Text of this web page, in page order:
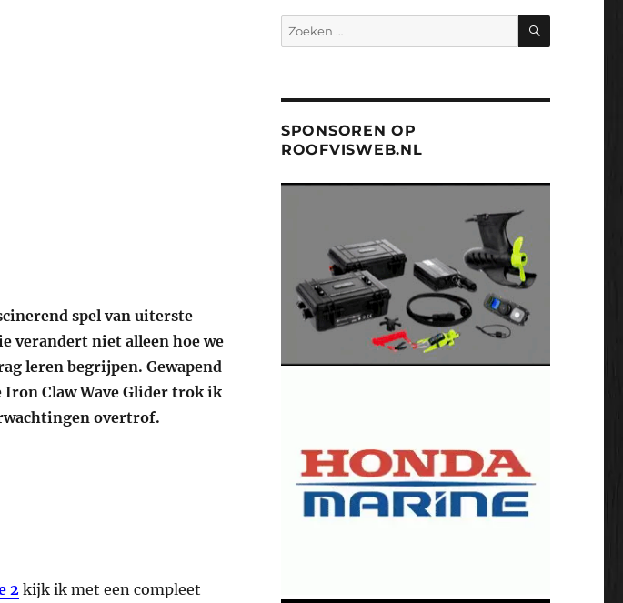
spel van uiterste
verandert niet alleen hoe we
leren begrijpen. Gewapend
Iron Claw Wave Glider trok ik
overtrof.
2kijk ik met een compleet
Zoeken
naar:
ZOEKEN
SPONSOREN OP
ROOFVISWEB.NL